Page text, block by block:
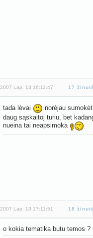
2007 Lap. 13 16:11:47 17
tada lėvai
norėjau
daug sąskaitoj turiu, bet
nueina tai neapsimoka
2007 Lap. 13 17:11:51 18
o kokia tematika butu temos ?